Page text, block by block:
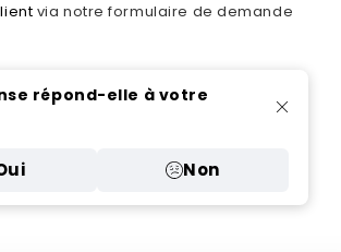
via notre formulaire de demande
répond-elle à votre
Non